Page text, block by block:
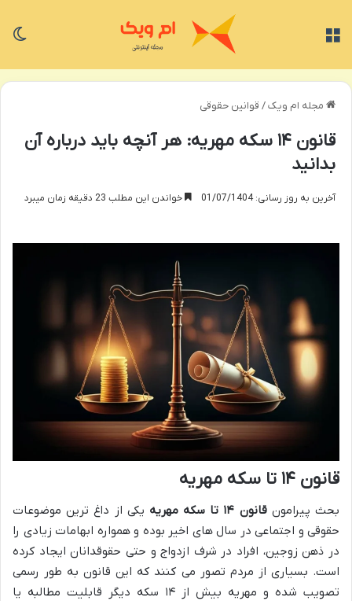
مجله ام ویک/ قوانین حقوقی
قانون ۱۴ سکه مهریه: هر آنچه باید درباره آن
بدانید
آخرین به روز رسانی: 01/07/1404 خواندن این مطلب 23 دقیقه زمان میبرد
قانون ۱۴ تا سکه مهریه
بحث پیرامونقانون ۱۴ تا سکه مهریه
یکی از داغ ترین موضوعات
حقوقی و اجتماعی در سال های اخیر بوده و همواره ابهامات زیادی را
در ذهن زوجین، افراد در شرف ازدواج و حتی حقوقدانان ایجاد کرده
است. بسیاری از مردم تصور می کنند که این قانون به طور رسمی
تصویب شده و مهریه بیش از ۱۴ سکه دیگر قابلیت مطالبه یا